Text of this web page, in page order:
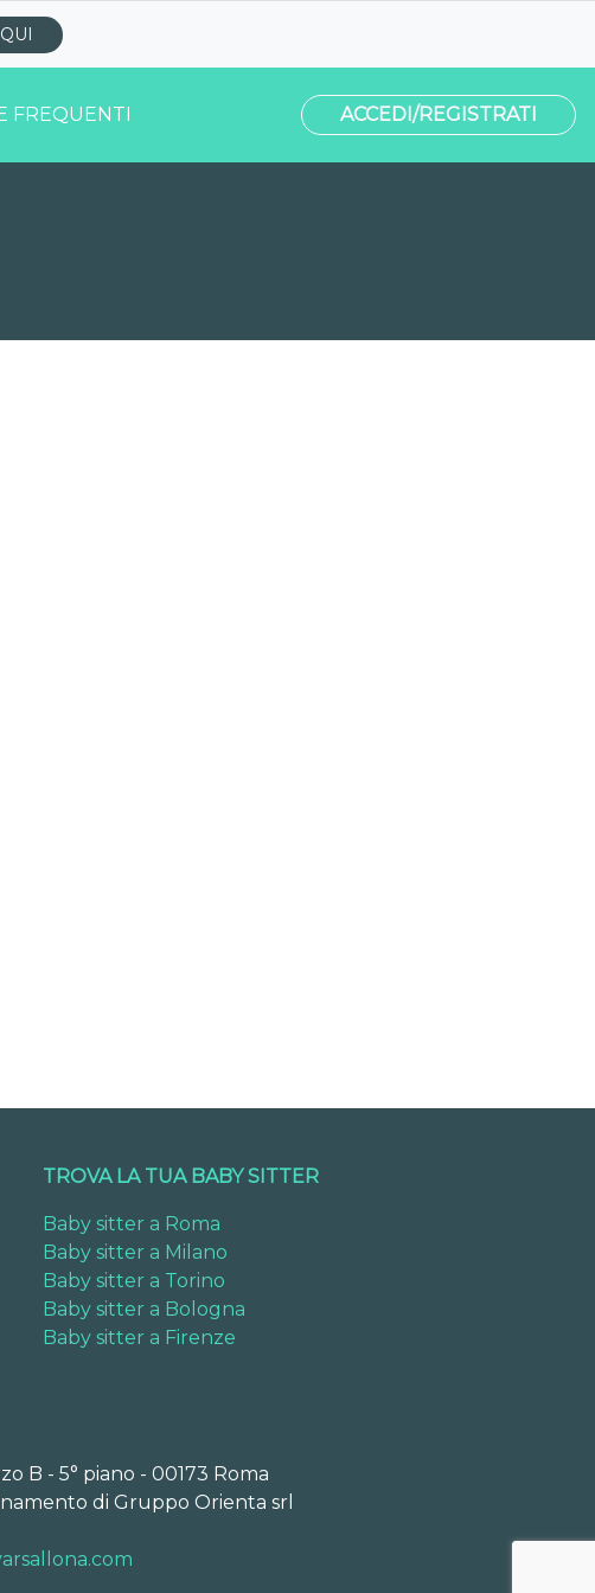
FREQUENTI ACCEDI/REGISTRATI
TROVA LA TUA BABY SITTER
Baby sitter a Roma
Baby sitter a Milano
Baby sitter a Torino
Baby sitter a Bologna
Baby sitter a Firenze
B - 5° piano - 00173 Roma
di Gruppo Orienta srl